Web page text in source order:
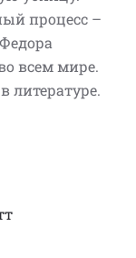
процесс –
всем мире.
литературе.